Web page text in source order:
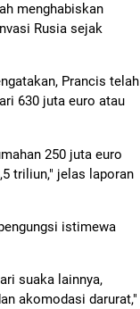
menghabiskan
Rusia sejak
Prancis telah
630 juta euro atau
250 juta euro
triliun," jelas laporan
istimewa
suaka lainnya,
akomodasi darurat,"